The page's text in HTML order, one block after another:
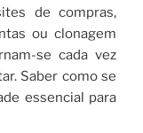
de compras,
ou clonagem
se cada vez
Saber como se
essencial para